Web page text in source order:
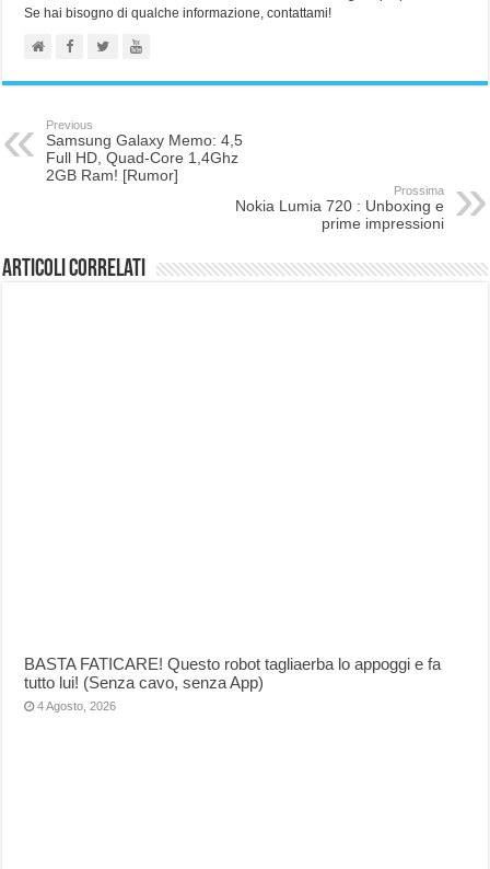
Se hai bisogno di qualche informazione, contattami!
Previous
Samsung Galaxy Memo: 4,5
Full HD, Quad-Core 1,4Ghz
2GB Ram! [Rumor]
Prossima
Nokia Lumia 720 : Unboxing e
prime impressioni
Articoli correlati
BASTA FATICARE! Questo robot tagliaerba lo appoggi e fa
tutto lui! (Senza cavo, senza App)
4 Agosto, 2026